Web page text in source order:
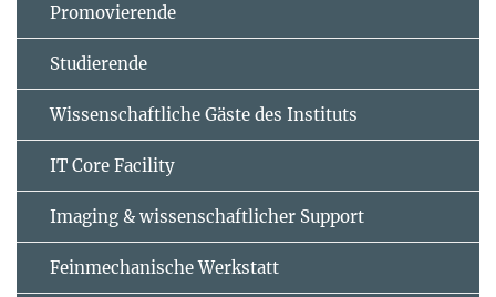
Promovierende
Studierende
Wissenschaftliche Gäste des Instituts
IT Core Facility
Imaging & wissenschaftlicher Support
Feinmechanische Werkstatt